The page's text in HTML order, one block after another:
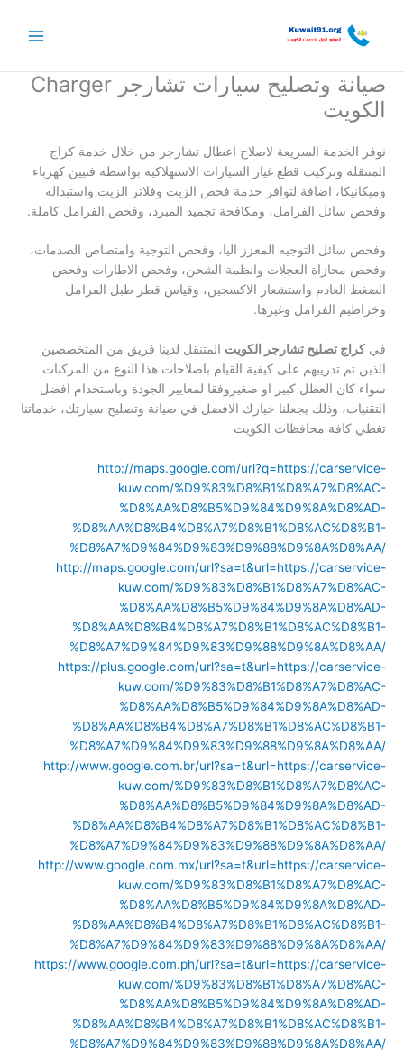
المحتوى
صيانة وتصليح سيارات تشارجر Charger
الكويت
نوفر الخدمة السريعة لاصلاح اعطال تشارجر من خلال خدمة كراج
المتنقلة وتركيب قطع غيار السيارات الاستهلاكية بواسطة فنيين كهرباء
وميكانيكا، اضافة لتوافر خدمة فحص الزيت وفلاتر الزيت واستبداله
وفحص سائل الفرامل، ومكافحة تجميد المبرد، وفحص الفرامل كاملة.
وفحص سائل التوجيه المعزز اليا، وفحص التوجية وامتصاص الصدمات،
وفحص محازاة العجلات وانظمة الشحن، وفحص الاطارات وفحص
الضغط العادم واستشعار الاكسجين، وقياس قطر طبل الفرامل
وخراطيم الفرامل وغيرها.
فيكراج تصليح تشارجر الكويت المتنقل لدينا فريق من المتخصصين
الذين تم تدريبهم على كيفية القيام باصلاحات هذا النوع من المركبات
سواء كان العطل كبير او صغيروفقا لمعايير الجودة وباستخدام افضل
التقنيات، وذلك يجعلنا خيارك الافضل في صيانة وتصليح سيارتك، خدماتنا
تغطي كافة محافظات الكويت
http://maps.google.com/url?q=https://carservice-
kuw.com/%D9%83%D8%B1%D8%A7%D8%AC-
%D8%AA%D8%B5%D9%84%D9%8A%D8%AD-
%D8%AA%D8%B4%D8%A7%D8%B1%D8%AC%D8%B1-
%D8%A7%D9%84%D9%83%D9%88%D9%8A%D8%AA/
http://maps.google.com/url?sa=t&url=https://carservice-
kuw.com/%D9%83%D8%B1%D8%A7%D8%AC-
%D8%AA%D8%B5%D9%84%D9%8A%D8%AD-
%D8%AA%D8%B4%D8%A7%D8%B1%D8%AC%D8%B1-
%D8%A7%D9%84%D9%83%D9%88%D9%8A%D8%AA/
https://plus.google.com/url?sa=t&url=https://carservice-
kuw.com/%D9%83%D8%B1%D8%A7%D8%AC-
%D8%AA%D8%B5%D9%84%D9%8A%D8%AD-
%D8%AA%D8%B4%D8%A7%D8%B1%D8%AC%D8%B1-
%D8%A7%D9%84%D9%83%D9%88%D9%8A%D8%AA/
http://www.google.com.br/url?sa=t&url=https://carservice-
kuw.com/%D9%83%D8%B1%D8%A7%D8%AC-
%D8%AA%D8%B5%D9%84%D9%8A%D8%AD-
%D8%AA%D8%B4%D8%A7%D8%B1%D8%AC%D8%B1-
%D8%A7%D9%84%D9%83%D9%88%D9%8A%D8%AA/
http://www.google.com.mx/url?sa=t&url=https://carservice-
kuw.com/%D9%83%D8%B1%D8%A7%D8%AC-
%D8%AA%D8%B5%D9%84%D9%8A%D8%AD-
%D8%AA%D8%B4%D8%A7%D8%B1%D8%AC%D8%B1-
%D8%A7%D9%84%D9%83%D9%88%D9%8A%D8%AA/
https://www.google.com.ph/url?sa=t&url=https://carservice-
kuw.com/%D9%83%D8%B1%D8%A7%D8%AC-
%D8%AA%D8%B5%D9%84%D9%8A%D8%AD-
%D8%AA%D8%B4%D8%A7%D8%B1%D8%AC%D8%B1-
%D8%A7%D9%84%D9%83%D9%88%D9%8A%D8%AA/